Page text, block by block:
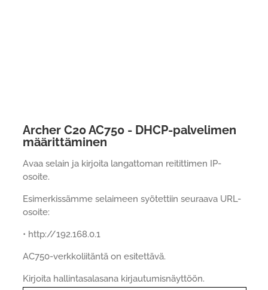
Archer C20 AC750 - DHCP-palvelimen
määrittäminen
Avaa selain ja kirjoita langattoman reitittimen IP-
osoite.
Esimerkissämme selaimeen syötettiin seuraava URL-
osoite:
• http://192.168.0.1
AC750-verkkoliitäntä on esitettävä.
Kirjoita hallintasalasana kirjautumisnäyttöön.